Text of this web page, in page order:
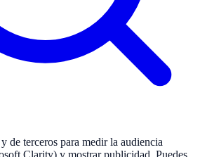
de terceros para medir la audiencia